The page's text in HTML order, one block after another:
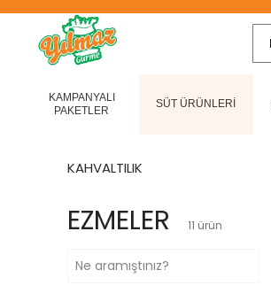
KAMPANYALI
PAKETLER
SÜT ÜRÜNLERİ
KAHVALTILIK
EZMELER 11 ürün